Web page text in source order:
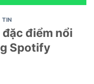
TIN
điểm nổi
Spotify